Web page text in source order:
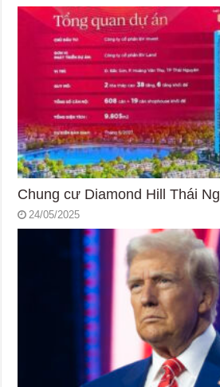
Chung cư Diamond Hill Thái
24/05/2025